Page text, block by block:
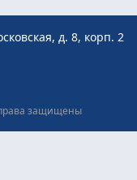
д. 8, корп. 2
защищены